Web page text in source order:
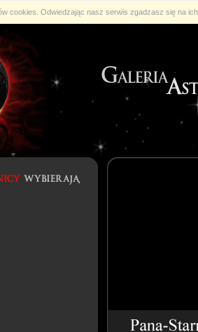
cookies. Odwiedzając nasz serwis zgadzasz się na